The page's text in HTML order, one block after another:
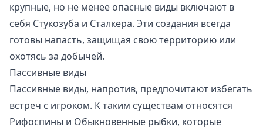
крупные, но не менее опасные виды включают в
себя Стукозуба и Сталкера. Эти создания всегда
готовы напасть, защищая свою территорию или
охотясь за добычей.
Пассивные виды
Пассивные виды, напротив, предпочитают избегать
встреч с игроком. К таким существам относятся
Рифоспины и Обыкновенные рыбки, которые